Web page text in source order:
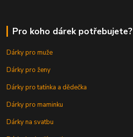
Pro koho dárek potřebujete?
Dárky pro muže
Dárky pro ženy
Dárky pro tatínka a dědečka
Dárky pro maminku
Dárky na svatbu